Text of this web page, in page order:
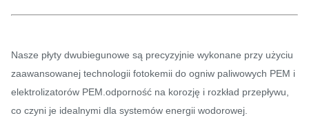
Nasze płyty dwubiegunowe są precyzyjnie wykonane przy użyciu
zaawansowanej technologii fotokemii do ogniw paliwowych PEM i
elektrolizatorów PEM.odporność na korozję i rozkład przepływu,
co czyni je idealnymi dla systemów energii wodorowej.